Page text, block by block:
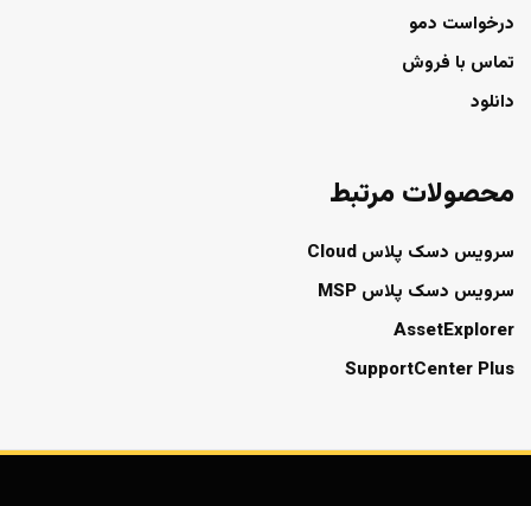
درخواست دمو
تماس با فروش
دانلود
محصولات مرتبط
سرویس دسک پلاس Cloud
سرویس دسک پلاس MSP
AssetExplorer
SupportCenter Plus